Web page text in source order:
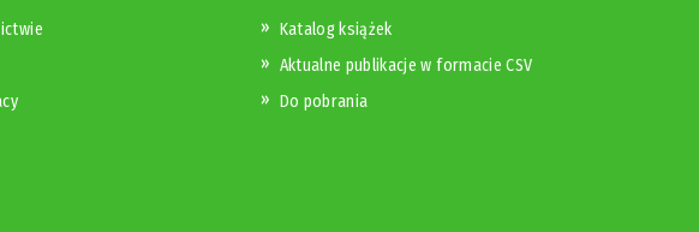
Katalog książek
Aktualne publikacje w formacie CSV
Do pobrania